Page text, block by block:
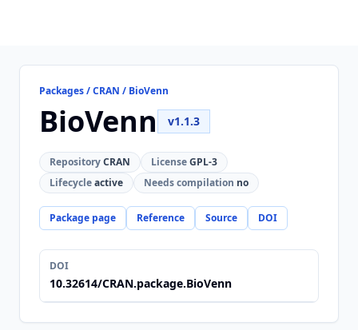
Packages / CRAN / BioVenn
BioVenn v1.1.3
RepositoryCRAN LicenseGPL-3
Lifecycleactive Needs compilation no
Package page Reference Source DOI
DOI
10.32614/CRAN.package.BioVenn